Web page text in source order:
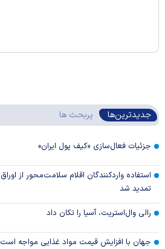
جدیدترین‌ها پربحث ها
جزئیات فعال‌سازی «کیف پول ایران»
تمدید شد
رالی وال‌استریت، آسیا را تکان داد
جهان با افزایش قیمت مواد غذایی مواجه است